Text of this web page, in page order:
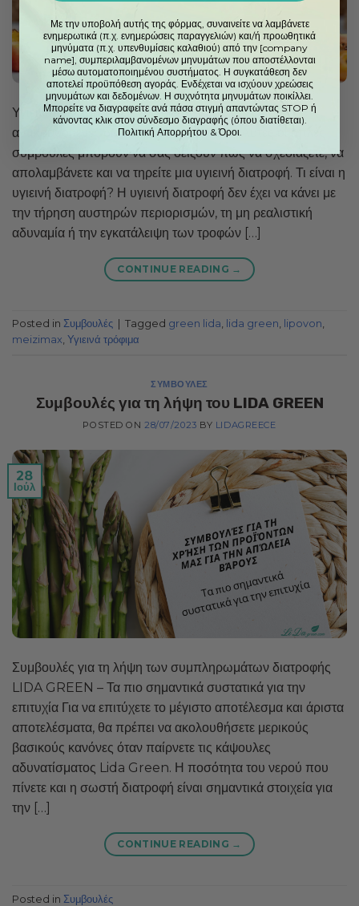
Υγιεινά τρόφιμα Έχετε μπερδευτεί από όλες τις
αντικρουόμενες διατροφικές συμβουλές; Αυτές οι απλές
συμβουλές μπορούν να σας δείξουν πώς να σχεδιάζετε, να
απολαμβάνετε και να τηρείτε μια υγιεινή διατροφή. Τι είναι η
υγιεινή διατροφή? Η υγιεινή διατροφή δεν έχει να κάνει με
την τήρηση αυστηρών περιορισμών, τη μη ρεαλιστική
αδυναμία ή την εγκατάλειψη των τροφών […]
CONTINUE READING →
Posted in Συμβουλές Tagged green lida, lida green, lipovon,
meizimax, Υγιεινά τρόφιμα
ΣΥΜΒΟΥΛΈΣ
Συμβουλές για τη λήψη του LIDA GREEN
POSTED ON28/07/2023 BY LIDAGREECE
28
Ιούλ
Συμβουλές για τη λήψη των συμπληρωμάτων διατροφής
LIDA GREEN – Τα πιο σημαντικά συστατικά για την
επιτυχία Για να επιτύχετε το μέγιστο αποτέλεσμα και άριστα
αποτελέσματα, θα πρέπει να ακολουθήσετε μερικούς
βασικούς κανόνες όταν παίρνετε τις κάψουλες
αδυνατίσματος Lida Green. Η ποσότητα του νερού που
πίνετε και η σωστή διατροφή είναι σημαντικά στοιχεία για
την […]
CONTINUE READING →
Posted in Συμβουλές
Με την υποβολή αυτής της φόρμας, συναινείτε να λαμβάνετε
ενημερωτικά (π.χ. ενημερώσεις παραγγελιών) και/ή προωθητικά
μηνύματα (π.χ. υπενθυμίσεις καλαθιού) από την [company
name], συμπεριλαμβανομένων μηνυμάτων που αποστέλλονται
μέσω αυτοματοποιημένου συστήματος. Η συγκατάθεση δεν
αποτελεί προϋπόθεση αγοράς. Ενδέχεται να ισχύουν χρεώσεις
μηνυμάτων και δεδομένων. Η συχνότητα μηνυμάτων ποικίλλει.
Μπορείτε να διαγραφείτε ανά πάσα στιγμή απαντώντας STOP ή
κάνοντας κλικ στον σύνδεσμο διαγραφής (όπου διατίθεται).
Πολιτική Απορρήτου &Όροι.